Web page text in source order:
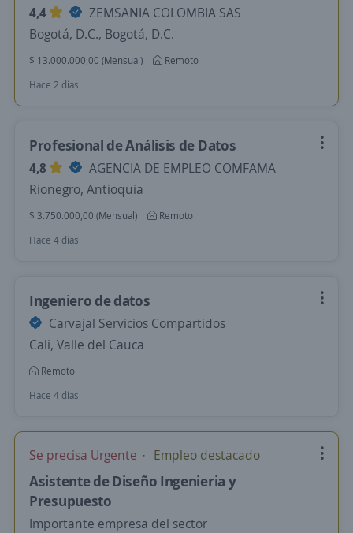
4,4
ZEMSANIA COLOMBIA SAS
Bogotá, D.C., Bogotá, D.C.
$ 13.000.000,00 (Mensual)
Remoto
Hace 2 días
Profesional de Análisis de Datos
4,8
AGENCIA DE EMPLEO COMFAMA
Rionegro, Antioquia
$ 3.750.000,00 (Mensual)
Remoto
Hace 4 días
Ingeniero de datos
Carvajal Servicios Compartidos
Cali, Valle del Cauca
Remoto
Hace 4 días
Se precisa Urgente Empleo destacado
Asistente de Diseño Ingenieria y
Presupuesto
Importante empresa del sector